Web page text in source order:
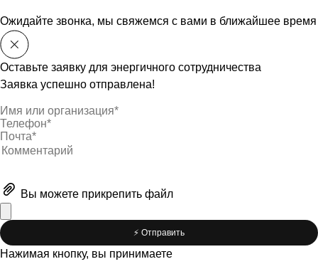
Ожидайте звонка, мы свяжемся с вами в ближайшее время
Оставьте заявку для энергичного сотрудничества
Заявка успешно отправлена!
Вы можете прикрепить файл
⚡️ Отправить
Нажимая кнопку, вы принимаете